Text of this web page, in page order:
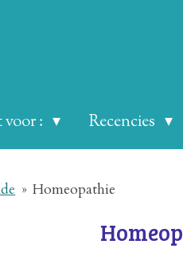
: Recencies
» Homeopathie